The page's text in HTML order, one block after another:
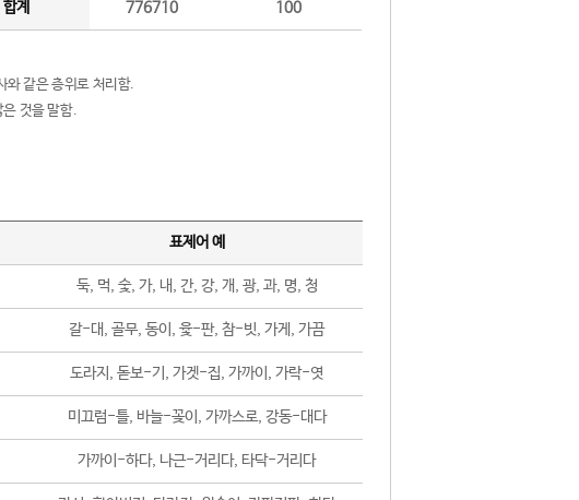
합계 776710 100
와 같은 층위로 처리함.
은 것을 말함.
표제어 예
둑, 먹, 숯, 가, 내, 간, 강, 개, 광, 과, 명, 청
갈-대, 골무, 동이, 윷-판, 참-빗, 가게, 가끔
도라지, 돋보-기, 가겟-집, 가까이, 가락-엿
미끄럼-틀, 바늘-꽂이, 가까스로, 강동-대다
가까이-하다, 나근-거리다, 타닥-거리다